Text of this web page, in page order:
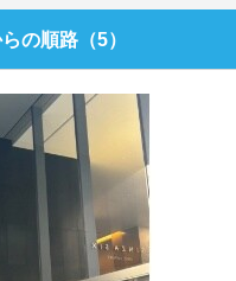
の順路（5）